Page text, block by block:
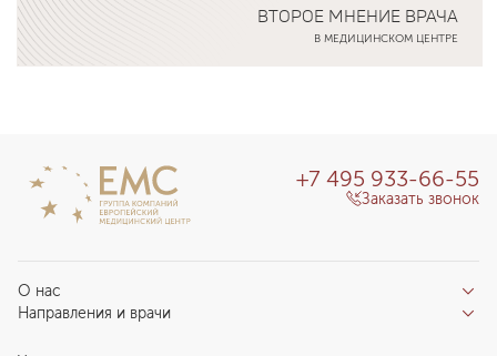
ВТОРОЕ МНЕНИЕ ВРАЧА
В МЕДИЦИНСКОМ ЦЕНТРЕ
О нас
Отзывы пациентов
О клинике
Направления и врачи
+7 495 933-66-55
Заказать звонок